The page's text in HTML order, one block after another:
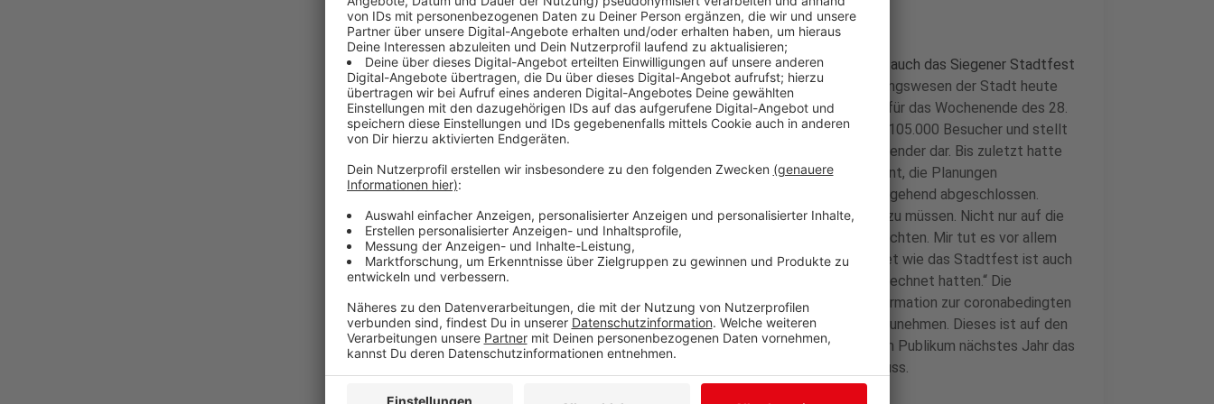
Wie viele andere Veranstaltungen in der Region zuvor wurde jetzt auch das Siegener Stadtfest
abgesagt. Das hat Arne FriesBeigeordneter für Kultur- und Ordnungswesen der Stadt heute
offiziell bekanntgegeben. Das Siegener Stadtfest war eigentlich für das Wochenende des 28.
bis 30. August angesetzt. Im letzten Jahr verzeichnete das Fest 105.000 Besucher und stellt
damit die publikumsstärkste Veranstaltung im Siegener Jahreskalender dar. Bis zuletzt hatte
KulturSiegen, die federführende städtische Abteilung für das Event, die Planungen
vorangetrieben und – was das Bühnenprogramm anbelangt – weitgehend abgeschlossen.
Stadtrat Arne Fries: „Wir bedauern sehr, diesen Schritt nun gehen zu müssen. Nicht nur auf die
tolle Stimmung am Festwochenende müssen wir dieses Mal verzichten. Mir tut es vor allem
Leid für Künstler und Standbetreiber. Ein solcher Publikumsmagnet wie das Stadtfest ist auch
eine Einnahmequelle, mit der viele unserer Partner im Sommer gerechnet hatten.“ Die
Stadtfest-Akteure erhalten in diesen Tagen eine schriftliche Information zur coronabedingten
Absage. Zugleich werden sie eingeladen, am Stadtfest 2021 teilzunehmen. Dieses ist auf den
27. bis 29. August terminiert. Wunsch der Stadt Siegen ist es, dem Publikum nächstes Jahr das
Programm zu bieten, das ihm dieses Jahr vorenthalten werden muss.